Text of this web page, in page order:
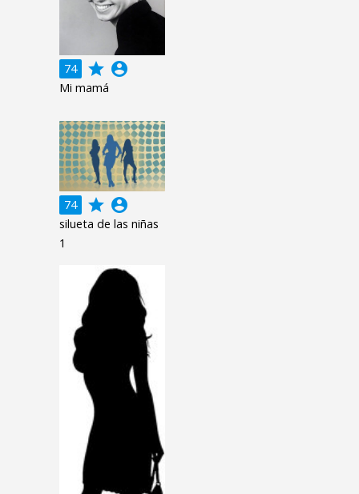
74 grade account_circle
Mi mamá
74 grade account_circle
silueta de las niñas
1